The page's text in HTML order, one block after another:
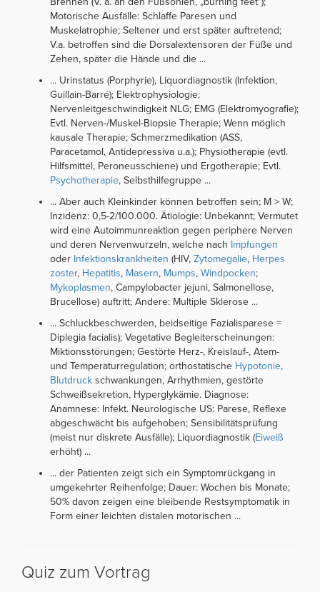
Motorische Ausfälle: Schlaffe Paresen und
Muskelatrophie; Seltener und erst später auftretend;
V.a. betroffen sind die Dorsalextensoren der Füße und
Zehen, später die Hände und die ...
... Urinstatus (Porphyrie), Liquordiagnostik (Infektion,
Guillain-Barré); Elektrophysiologie:
Nervenleitgeschwindigkeit NLG; EMG (Elektromyografie);
Evtl. Nerven-/Muskel-Biopsie Therapie; Wenn möglich
kausale Therapie; Schmerzmedikation (ASS,
Paracetamol, Antidepressiva u.a.); Physiotherapie (evtl.
Hilfsmittel, Peroneusschiene) und Ergotherapie; Evtl.
Psychotherapie, Selbsthilfegruppe ...
... Aber auch Kleinkinder können betroffen sein; M > W;
Inzidenz: 0,5-2/100.000. Ätiologie: Unbekannt; Vermutet
wird eine Autoimmunreaktion gegen periphere Nerven
und deren Nervenwurzeln, welche nach Impfungen
oder Infektionskrankheiten (HIV, Zytomegalie, Herpes
zoster, Hepatitis, Masern, Mumps, Windpocken;
Mykoplasmen, Campylobacter jejuni, Salmonellose,
Brucellose) auftritt; Andere: Multiple Sklerose ...
... Schluckbeschwerden, beidseitige Fazialisparese =
Diplegia facialis); Vegetative Begleiterscheinungen:
Miktionsstörungen; Gestörte Herz-, Kreislauf-, Atem-
und Temperaturregulation; orthostatische Hypotonie,
Blutdruck schwankungen, Arrhythmien, gestörte
Schweißsekretion, Hyperglykämie. Diagnose:
Anamnese: Infekt. Neurologische US: Parese, Reflexe
abgeschwächt bis aufgehoben; Sensibilitätsprüfung
(meist nur diskrete Ausfälle); Liquordiagnostik (Eiweiß
erhöht) ...
... der Patienten zeigt sich ein Symptomrückgang in
umgekehrter Reihenfolge; Dauer: Wochen bis Monate;
50% davon zeigen eine bleibende Restsymptomatik in
Form einer leichten distalen motorischen ...
Quiz zum Vortrag